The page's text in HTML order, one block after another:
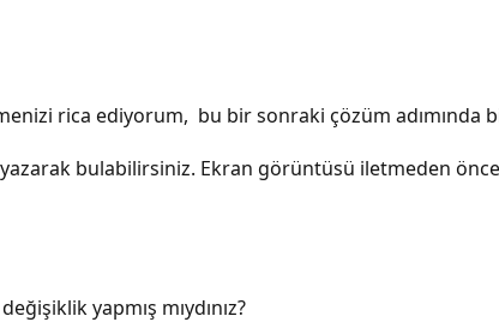
rica ediyorum, bu bir sonraki çözüm adımında
bulabilirsiniz. Ekran görüntüsü iletmeden
yapmış mıydınız?